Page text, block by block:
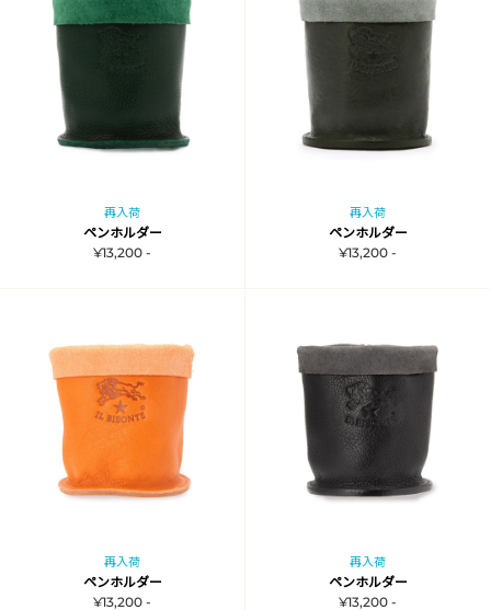
再入荷
ペンホルダー
¥13,200 -
再入荷
ペンホルダー
¥13,200 -
再入荷
ペンホルダー
¥13,200 -
再入荷
ペンホルダー
¥13,200 -